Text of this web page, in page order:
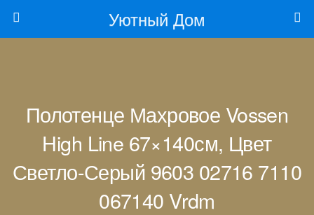
Уютный Дом
Полотенце Махровое Vossen
High Line 67×140см, Цвет
Светло-Серый 9603 02716 7110
067140 Vrdm